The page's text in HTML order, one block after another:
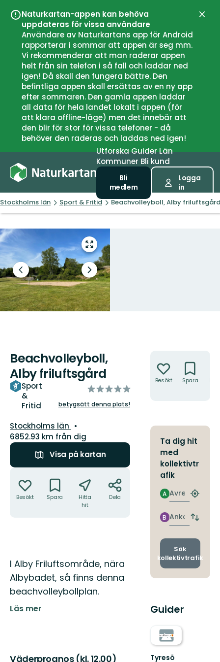
Naturkartan-appen kan behöva
uppdateras för vissa användare
Användare av Naturkartans app för Android
rapporterar i sommar att appen är seg mm.
Vi rekommenderar att man raderar appen
helt från sin telefon i så fall och laddar ned
igen! Då skall den fungera bättre. Den
befintliga appen skall ersättas av en ny app
efter sommaren. Den gamla appen laddar
all data för hela landet lokalt i appen (för
att klara offline-läge) men det innebär att
den blir för stor för vissa telefoner - då
behöver den raderas och laddas ned igen!
UtforskaGuiderLän
Kommuner Bli kund
Bli
medlem
Logga
in
Stockholms län Sport & Fritid Beachvolleyboll, Alby friluftsgård
Gå
till
helskärmsläge
Föregående
bild
Nästa
bildspel
Beachvolleyboll,
Alby friluftsgård
Sport
&
Fritid
av
stjärnor
betygsätt denna plats!
Län:
Stockholms län
6852.93 km från dig
Visa på kartan
Besökt Spara
Hitta
hit
Dela
Beskrivning
I Alby Friluftsområde, nära
Albybadet, så finns denna
beachvolleybollplan.
Läs mer
Väderprognos (kl. 12.00)
Besökt Spara
Ta dig hit
med
kollektivtr
afik
Avresa
A
Hitta
Ankomst
B
Byt
och
Sök
kollektivtrafik
Guider
Tyresö